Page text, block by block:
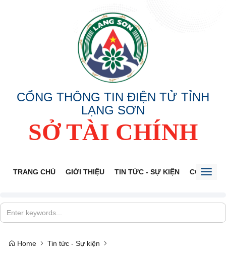
CỔNG THÔNG TIN ĐIỆN TỬ TỈNH
LẠNG SƠN
SỞ TÀI CHÍNH
TRANG CHỦ GIỚI THIỆU TIN TỨC - SỰ KIỆN CÔNG
Home Tin tức - Sự kiện